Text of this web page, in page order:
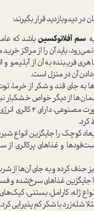
در دید‌و‌بازدید قرار بگیرند:
سم آفلاتوکسینباشد که
باید آن را از مراکز
فریبنده به آن از آبلیمو و
آن در منزل است.
به جای قند و شکر از
از دیگر خواص خشکبار
چه به صورت
کرد.
کوچک را جایگزین انواع
و غذاهای پرکالری از
حذف کرده و به جای آن‌ها از
جایگزین غذاهای سرخ‌شده و
ژله، کارامل، بستنی،
شله‌زرد با شکر کم پذیرایی کرد.